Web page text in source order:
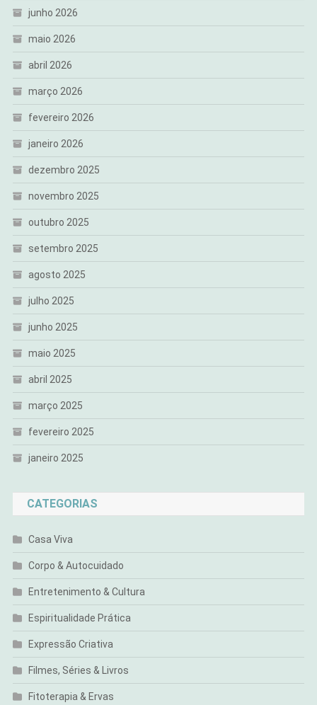
junho 2026
maio 2026
abril 2026
março 2026
fevereiro 2026
janeiro 2026
dezembro 2025
novembro 2025
outubro 2025
setembro 2025
agosto 2025
julho 2025
junho 2025
maio 2025
abril 2025
março 2025
fevereiro 2025
janeiro 2025
CATEGORIAS
Casa Viva
Corpo & Autocuidado
Entretenimento & Cultura
Espiritualidade Prática
Expressão Criativa
Filmes, Séries & Livros
Fitoterapia & Ervas